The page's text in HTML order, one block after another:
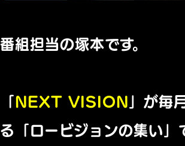
番組担当の塚本です。
「 NEXT VISION
」が毎
る「ロービジョンの集い」